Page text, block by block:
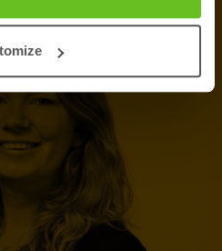
un devis